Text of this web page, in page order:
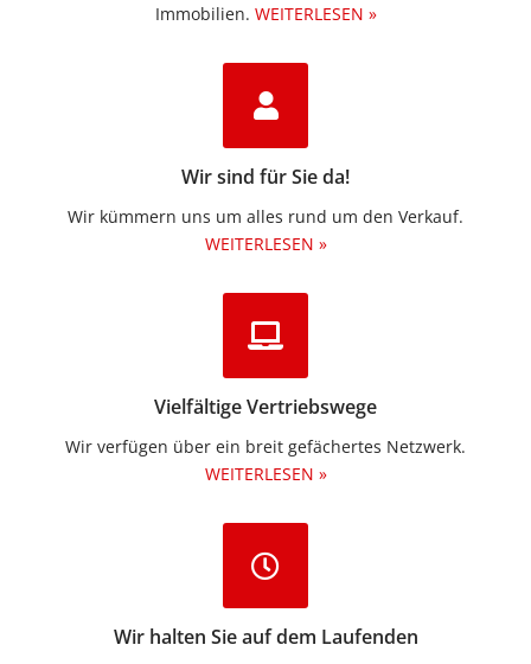
Immobilien.​ WEITERLESEN »
Wir sind für Sie da!
Wir kümmern uns um alles rund um den Verkauf.
WEITERLESEN »
Vielfältige Vertriebswege
Wir verfügen über ein breit gefächertes Netzwerk.
WEITERLESEN »
Wir halten Sie auf dem Laufenden